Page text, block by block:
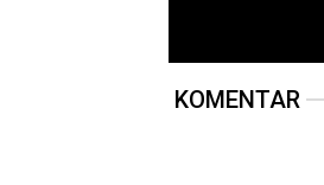
KOMENTAR